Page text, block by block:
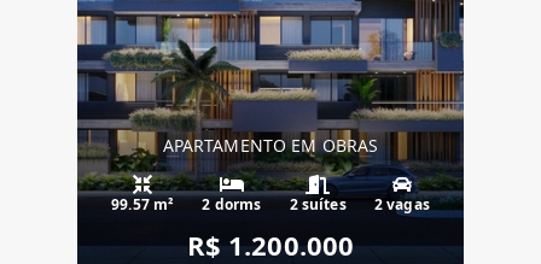
APARTAMENTO EM OBRAS
99.57 m² 2 dorms 2 suítes 2 vagas
R$ 1.200.000